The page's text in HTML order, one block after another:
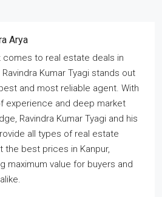
Arya
comes to real estate deals in
Ravindra Kumar Tyagi stands out
and most reliable agent. With
experience and deep market
Ravindra Kumar Tyagi and his
all types of real estate
the best prices in Kanpur,
maximum value for buyers and